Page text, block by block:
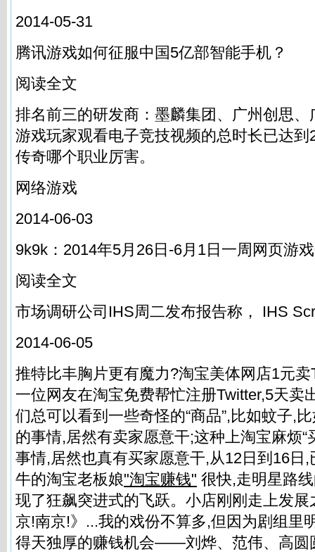
2014-05-31
腾讯游戏如何征服中国5亿部智能手机？
阅读全文
排名前三的研发商：墨麟集团、广州创思
游戏玩家观看电子竞技视频的总时长已达
传奇哪个职业厉害。
网络游戏
2014-06-03
9k9k：2014年5月26日-6月1日一周网页游
阅读全文
市场调研公司IHS周二发布报告称， IHS
2014-06-05
推特比丰胸片更有魔力?淘宝美体网店1元
一位网友在淘宝免费帮忙注册Twitter,5天卖
们总可以看到一些奇怪的“商品”,比如蚊子,
的事情,居然有卖家愿意干;这种上淘宝麻烦“
事情,居然也真有买家愿意干,从12日到16日
牛的淘宝老板娘"淘宝赚钱" 很快,走明星路
现了狂飙突进式的飞跃。小店刚刚走上发
京!南京!》...我的戏份不算多,但因为剧组里
得天独厚的赚钱机会——刘烨、范伟、高